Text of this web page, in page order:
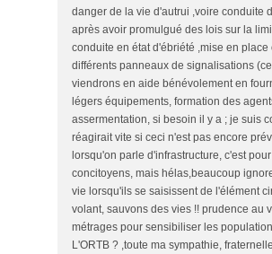
danger de la vie d'autrui ,voire conduite
après avoir promulgué des lois sur la
conduite en état d'ébriété ,mise en place
différents panneaux de signalisations
viendrons en aide bénévolement en
légers équipements, formation des
assermentation, si besoin il y a ; je suis
réagirait vite si ceci n'est pas encore
lorsqu'on parle d'infrastructure, c'est
concitoyens, mais hélas,beaucoup
vie lorsqu'ils se saisissent de l'élément
volant, sauvons des vies !! prudence au
métrages pour sensibiliser les
L'ORTB ? ,toute ma sympathie,